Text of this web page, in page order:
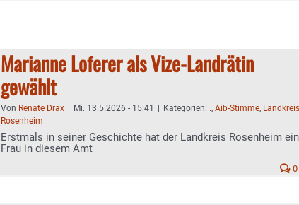
Marianne Loferer als Vize-Landrätin
gewählt
Von Renate Drax Mi. 13.5.2026 - 15:41 Kategorien: ., Aib-Stimme, Landkreis
Rosenheim
Erstmals in seiner Geschichte hat der Landkreis Rosenheim
Frau in diesem Amt
0